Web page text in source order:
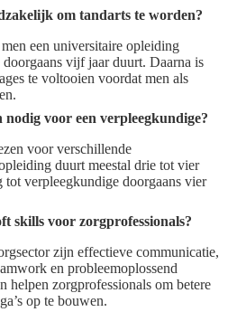
om tandarts te worden?
een universitaire opleiding
vijf jaar duurt. Daarna is
te voltooien voordat men als
voor een verpleegkundige?
voor verschillende
duurt meestal drie tot vier
verpleegkundige doorgaans vier
skills voor zorgprofessionals?
zijn effectieve communicatie,
en probleemoplossend
helpen zorgprofessionals om betere
op te bouwen.